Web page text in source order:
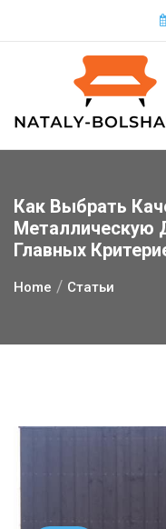
Как Выбрать
Металлическую
Главных
Home Статьи